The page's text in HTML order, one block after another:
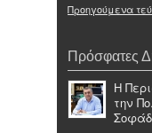
Προηγούμενα
Πρόσφατες
Η
την